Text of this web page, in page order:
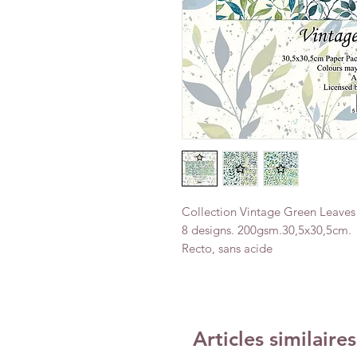
Collection Vintage Green Leaves
8 designs. 200gsm.30,5x30,5cm.
Recto, sans acide
Articles similaires